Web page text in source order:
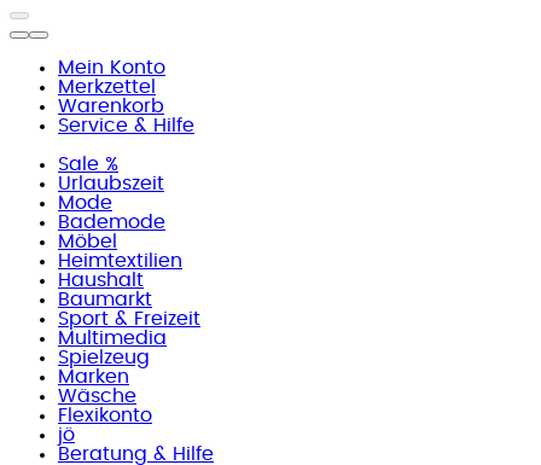
Mein Konto
Merkzettel
Warenkorb
Service & Hilfe
Sale %
Urlaubszeit
Mode
Bademode
Möbel
Heimtextilien
Haushalt
Baumarkt
Sport & Freizeit
Multimedia
Spielzeug
Marken
Wäsche
Flexikonto
jö
Beratung & Hilfe